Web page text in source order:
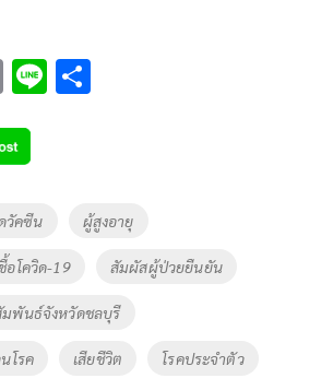
C
p
y
Li
n
k
Li
วัคซีน ผู้สูงอายุ
อโควิด-19 สัมผัสผู้ป่วยยืนยัน
มพันธ์จังหวัดชลบุรี
โรค เสียชีวิต โรคประจำตัว